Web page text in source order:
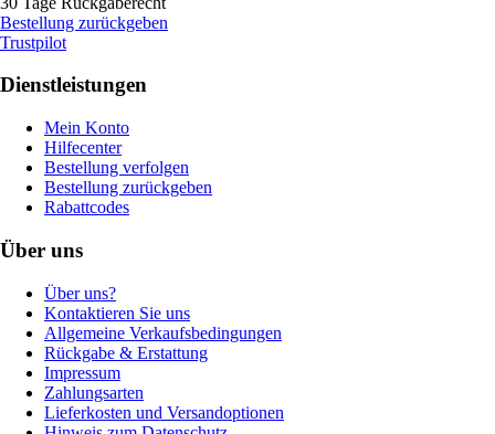
Bestellung zurückgeben
Trustpilot
Dienstleistungen
Mein Konto
Hilfecenter
Bestellung verfolgen
Bestellung zurückgeben
Rabattcodes
Über uns
Über uns?
Kontaktieren Sie uns
Allgemeine Verkaufsbedingungen
Rückgabe & Erstattung
Impressum
Zahlungsarten
Lieferkosten und Versandoptionen